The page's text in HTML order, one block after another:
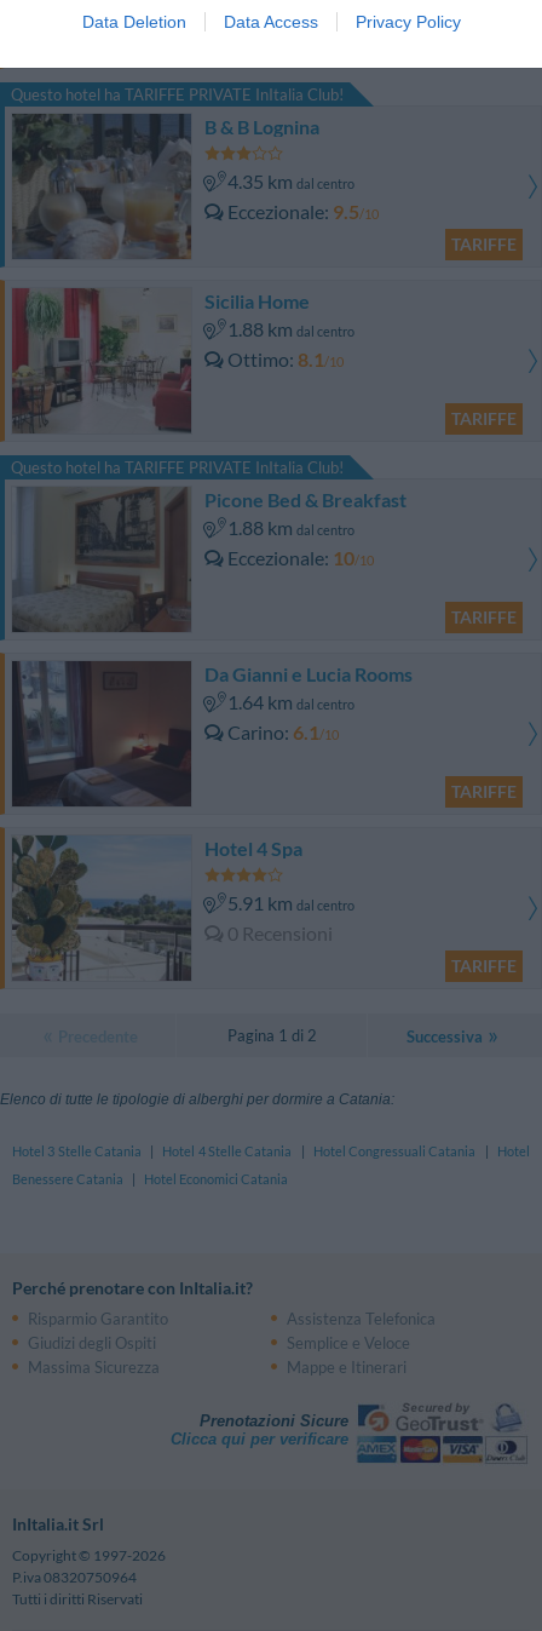
Data Deletion Data Access Privacy Policy
0 Recensioni
Questo hotel ha TARIFFE PRIVATE InItalia Club!
B & B Lognina
4.35 km dal centro
Eccezionale 9.5/10
TARIFFE
Sicilia Home
1.88 km dal centro
Ottimo 8.1/10
TARIFFE
Questo hotel ha TARIFFE PRIVATE InItalia Club!
Picone Bed & Breakfast
1.88 km dal centro
Eccezionale 10/10
TARIFFE
Da Gianni e Lucia Rooms
1.64 km dal centro
Carino 6.1/10
TARIFFE
Hotel 4 Spa
5.91 km dal centro
0 Recensioni
TARIFFE
Pagina 1 di 2 Successiva
Elenco di tutte le tipologie di alberghi per dormire a Catania:
Hotel 3 Stelle Catania | Hotel 4 Stelle Catania | Hotel Congressuali Catania |
Hotel
Benessere Catania
| Hotel Economici Catania
Perché prenotare con InItalia.it?
Risparmio Garantito
Assistenza Telefonica
Giudizi degli Ospiti
Semplice e Veloce
Massima Sicurezza
Mappe e Itinerari
Prenotazioni Sicure
Clicca qui per verificare
InItalia.it Srl
Copyright © 1997-2026
P.iva 08320750964
Tutti i diritti Riservati